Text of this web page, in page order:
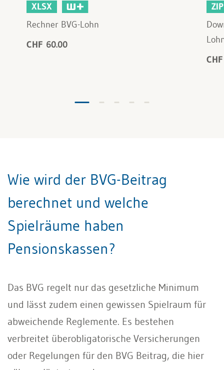
XLSX
Rechner BVG-Lohn
CHF 60.00
ZIP
Wie wird der BVG-Beitrag
berechnet und welche
Spielräume haben
Pensionskassen?
Das BVG regelt nur das gesetzliche Minimum
und lässt zudem einen gewissen Spielraum für
abweichende Reglemente. Es bestehen
verbreitet überobligatorische Versicherungen
oder Regelungen für den BVG Beitrag, die hier